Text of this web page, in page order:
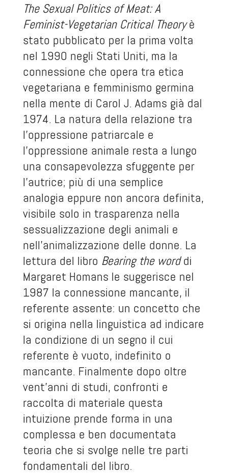
The Sexual Politics of Meat: A
Feminist-Vegetarian Critical Theoryè
stato pubblicato per la prima volta
nel 1990 negli Stati Uniti, ma la
connessione che opera tra etica
vegetariana e femminismo germina
nella mente di Carol J. Adams già dal
1974. La natura della relazione tra
l’oppressione patriarcale e
l’oppressione animale resta a lungo
una consapevolezza sfuggente per
l’autrice; più di una semplice
analogia eppure non ancora definita,
visibile solo in trasparenza nella
sessualizzazione degli animali e
nell’animalizzazione delle donne. La
lettura del libro Bearing the worddi
Margaret Homans le suggerisce nel
1987 la connessione mancante, il
referente assente: un concetto che
si origina nella linguistica ad indicare
la condizione di un segno il cui
referente è vuoto, indefinito o
mancante. Finalmente dopo oltre
vent’anni di studi, confronti e
raccolta di materiale questa
intuizione prende forma in una
complessa e ben documentata
teoria che si svolge nelle tre parti
fondamentali del libro.